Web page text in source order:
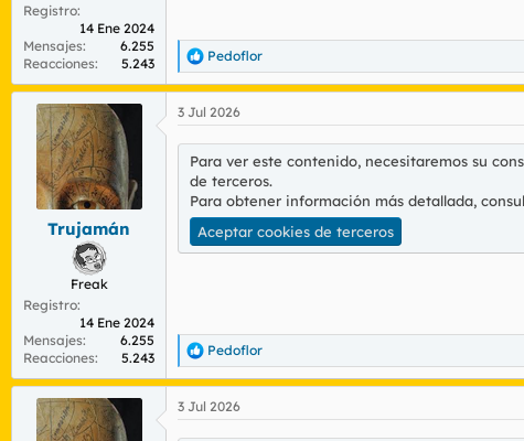
Registro
14 Ene 2024
Mensajes
6.255
Reacciones
5.243
R
e
a
c
o
n
e
s
Pedoflor
Trujamán
Freak
Registro
14 Ene 2024
Mensajes
6.255
Reacciones
5.243
3 Jul 2026
Para ver este contenido, necesitaremos su
de terceros.
Para obtener información más detallada,
Aceptar cookies de terceros
R
e
a
c
Pedoflor
3 Jul 2026